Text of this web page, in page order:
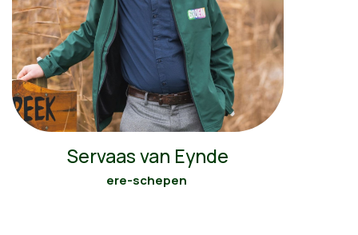
Servaas van Eynde
ere-schepen